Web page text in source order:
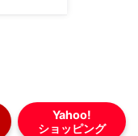
Yahoo!
ショッピング